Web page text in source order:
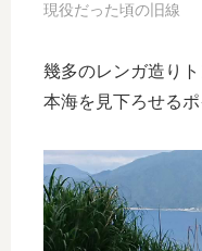
現役だった頃の旧線
幾多のレンガ造り
本海を見下ろせるポ